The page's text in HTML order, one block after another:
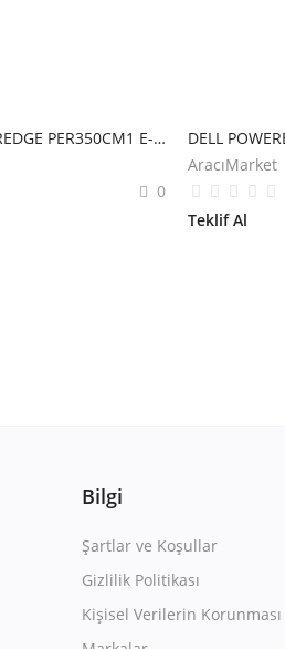
DELL POWEREDGE PER350CM1 E-2314 16GB 1X600GB
0
AracıMarket
Teklif Al
Bilgi
Şartlar ve Koşullar
Gizlilik Politikası
Kişisel Verilerin Korunması